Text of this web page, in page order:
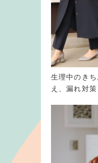
生理中のき
え、漏れ対